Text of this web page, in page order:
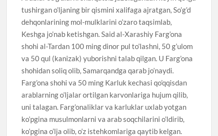
tushirgan o’ljaning bir qismini xalifaga ajratgan, So’g’d
dehqonlarining mol-mulklarini o’zaro taqsimlab,
Keshga jo’nab ketishgan. Said al-Xarashiy Farg’ona
shohi al-Tardan 100 ming dinor pul to’lashni, 50 g’ulom
va 50 qul (kanizak) yuborishni talab qilgan. U Farg’ona
shohidan soliq olib, Samarqandga qarab jo’naydi.
Farg’ona shohi va 50 ming Karluk kechasi qo’qqisdan
arablarning o’ljalar ortilgan karvonlariga hujum qilib,
uni talagan. Farg’onaliklar va karluklar uxlab yotgan
ko’pgina musulmonlarni va arab soqchilarini o’ldirib,
ko’pgina o’lja olib, o’z istehkomlariga qaytib kelgan.